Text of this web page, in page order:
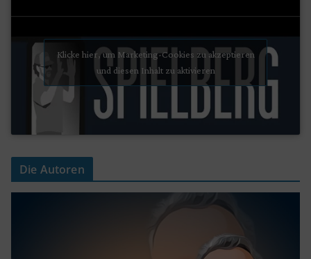
Klicke hier, um Marketing-Cookies zu akzeptieren
und diesen Inhalt zu aktivieren
Die Autoren